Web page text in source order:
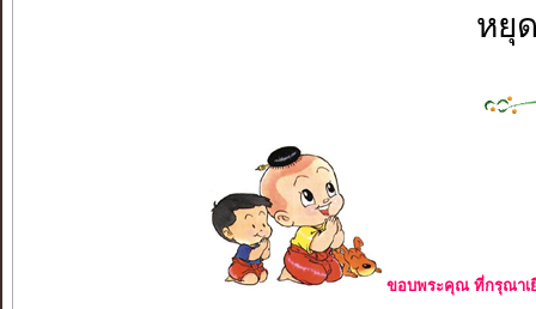
หยุ
ขอบพระคุณ ที่กรุณาเ